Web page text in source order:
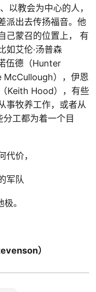
以教会为中心的人，
派出去传扬福音。他
己蒙召的位置上， 有
如艾伦·汤普森
伍德（Hunter
McCullough），伊恩
Keith Hood），有些
事牧养工作，或者从
工都为着一个目
价，
军队
。
）